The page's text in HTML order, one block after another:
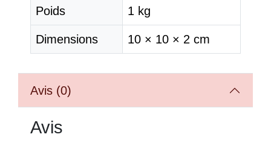
Poids 1 kg
Dimensions 10 × 10 × 2 cm
Avis (0)
Avis